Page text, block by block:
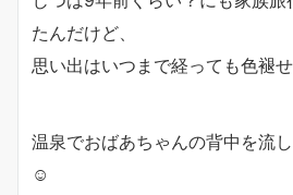
たんだけど、
思い出はいつまで経っても色褪せ
温泉でおばあちゃんの背中を流
☺